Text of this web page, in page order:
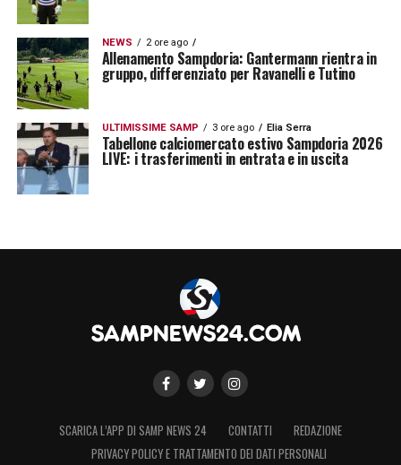
NEWS 2 ore ago
Allenamento Sampdoria: Gantermann rientra in
gruppo, differenziato per Ravanelli e Tutino
ULTIMISSIME SAMP 3 ore ago Elia Serra
Tabellone calciomercato estivo Sampdoria 2026
LIVE: i trasferimenti in entrata e in uscita
SCARICA L’APP DI SAMP NEWS 24 CONTATTI
REDAZIONE
PRIVACY POLICY E TRATTAMENTO DEI DATI PERSONALI